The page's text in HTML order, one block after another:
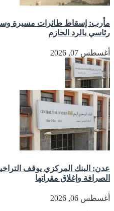
مأرب: إسقاط طائرات مسيرة وسط
رئاسي بالرد الحازم
أغسطس 07, 2026
عدن: البنك المركزي يوقف
الصرافة وإغلاق مقراتها
أغسطس 06, 2026